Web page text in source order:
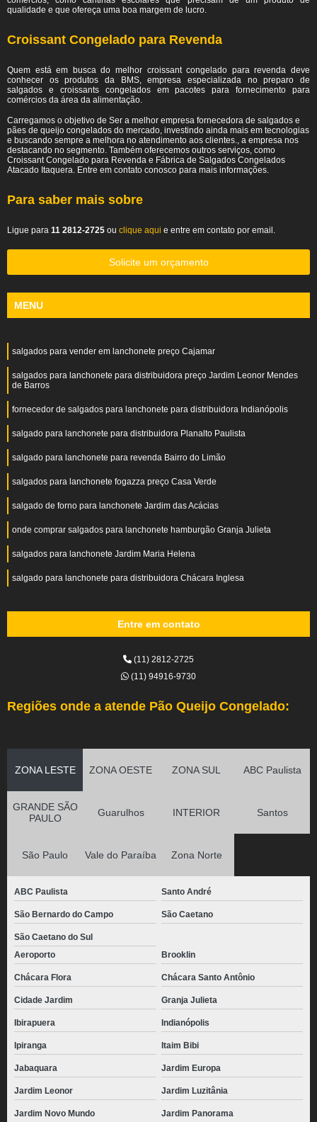
qualidade e que ofereça uma boa margem de lucro.
Croissant Congelado para Revenda
Quem está em busca do melhor croissant congelado para revenda deve
conhecer os produtos da BMS, empresa especializada no preparo de
salgados e croissants congelados em pacotes para fornecimento para
comércios da área da alimentação.
Carregamos o objetivo de Ser a melhor empresa fornecedora de salgados e
pães de queijo congelados do mercado, investindo ainda mais em tecnologias
e buscando sempre a melhora no atendimento aos clientes., a empresa nos
destacando no segmento. Também oferecemos outros serviços, como
Croissant Congelado para Revenda e Fábrica de Salgados Congelados
Atacado Itaquera. Entre em contato conosco para mais informações.
Para saber mais sobre
Ligue para 11 2812-2725 ou clique aqui e entre em contato por email.
Solicite um orçamento
MENU
salgados para vender em lanchonete preço Cajamar
salgados para lanchonete para distribuidora preço Jardim Leonor Mendes
de Barros
fornecedor de salgados para lanchonete para distribuidora Indianópolis
salgado para lanchonete para distribuidora Planalto Paulista
salgado para lanchonete para revenda Bairro do Limão
salgados para lanchonete fogazza preço Casa Verde
salgado de forno para lanchonete Jardim das Acácias
onde comprar salgados para lanchonete hamburgão Granja Julieta
salgados para lanchonete Jardim Maria Helena
salgado para lanchonete para distribuidora Chácara Inglesa
Entre em contato
(11) 2812-2725
(11) 94916-9730
Regiões onde a atende Pão Queijo Congelado:
ZONA LESTE ZONA OESTE ZONA SUL ABC Paulista
GRANDE SÃO
PAULO
Guarulhos INTERIOR Santos
São Paulo Vale do Paraíba Zona Norte
ABC Paulista Santo André
São Bernardo do Campo São Caetano
São Caetano do Sul
Aeroporto
Brooklin
Chácara Flora Chácara Santo Antônio
Cidade Jardim Granja Julieta
Ibirapuera Indianópolis
Ipiranga Itaim Bibi
Jabaquara Jardim Europa
Jardim Leonor Jardim Luzitânia
Jardim Novo Mundo Jardim Panorama